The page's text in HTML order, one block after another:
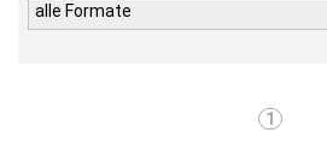
alle Formate
1